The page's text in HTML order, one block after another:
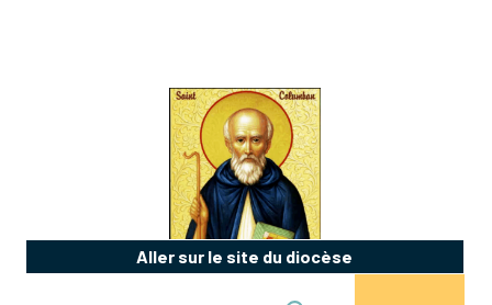
Aller sur le site du diocèse